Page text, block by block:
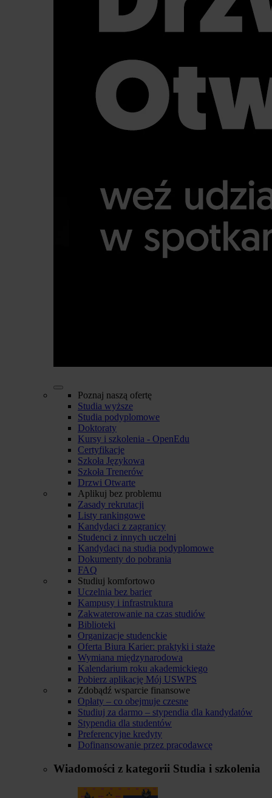
Poznaj naszą ofertę
Studia wyższe
Studia podyplomowe
Doktoraty
Kursy i szkolenia - OpenEdu
Certyfikacje
Szkoła Językowa
Szkoła Trenerów
Drzwi Otwarte
Aplikuj bez problemu
Zasady rekrutacji
Listy rankingowe
Kandydaci z zagranicy
Studenci z innych uczelni
Kandydaci na studia podyplomowe
Dokumenty do pobrania
FAQ
Studiuj komfortowo
Uczelnia bez barier
Kampusy i infrastruktura
Zakwaterowanie na czas studiów
Biblioteki
Organizacje studenckie
Oferta Biura Karier: praktyki i staże
Wymiana międzynarodowa
Kalendarium roku akademickiego
Pobierz aplikację Mój USWPS
Zdobądź wsparcie finansowe
Opłaty – co obejmuje czesne
Studiuj za darmo – stypendia dla kandydatów
Stypendia dla studentów
Preferencyjne kredyty
Dofinansowanie przez pracodawcę
Wiadomości z kategorii Studia i szkolenia